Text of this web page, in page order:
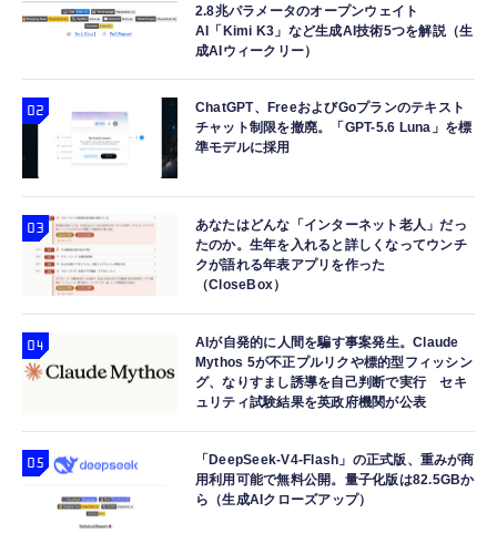
2.8兆パラメータのオープンウェイト
AI「Kimi K3」など生成AI技術5つを解説（生
成AIウィークリー）
ChatGPT、FreeおよびGoプランのテキスト
チャット制限を撤廃。「GPT-5.6 Luna」を標
準モデルに採用
あなたはどんな「インターネット老人」だっ
たのか。生年を入れると詳しくなってウンチ
クが語れる年表アプリを作った
（CloseBox）
AIが自発的に人間を騙す事案発生。Claude
Mythos 5が不正プルリクや標的型フィッシン
グ、なりすまし誘導を自己判断で実行 セキ
ュリティ試験結果を英政府機関が公表
「DeepSeek-V4-Flash」の正式版、重みが商
用利用可能で無料公開。量子化版は82.5GBか
ら（生成AIクローズアップ）